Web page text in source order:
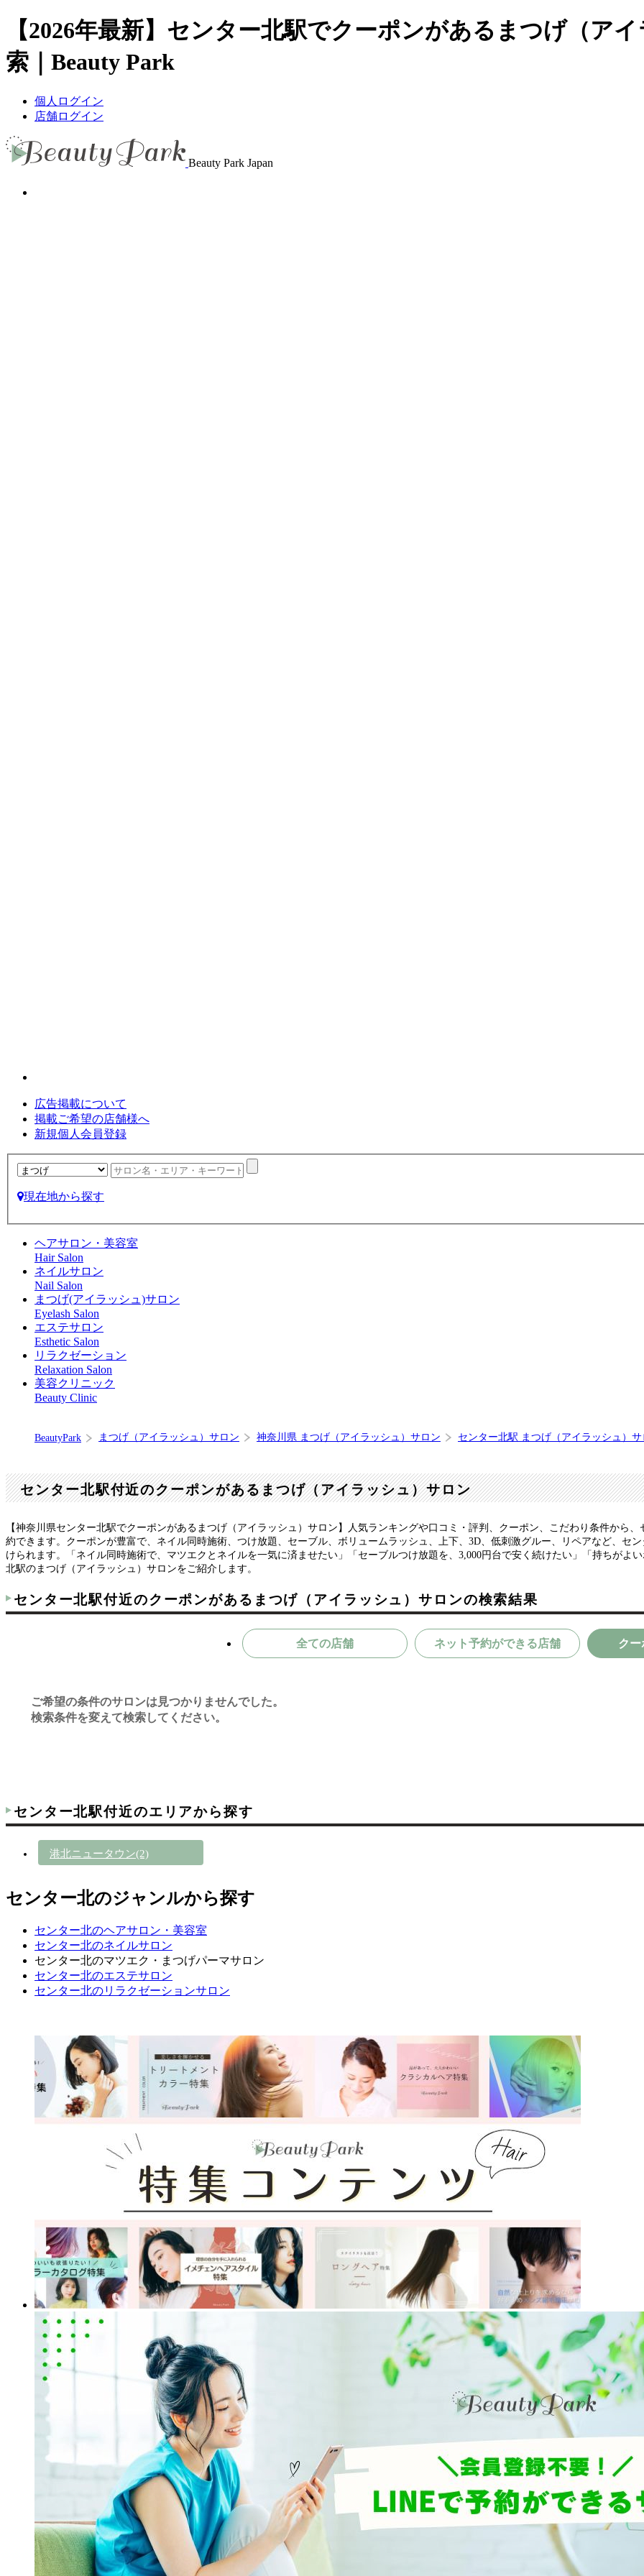
【2026年最新】センター北駅でクーポンがあるまつげ（ア
索｜Beauty Park
個人ログイン
店舗ログイン
Beauty Park Japan
広告掲載について
掲載ご希望の店舗様へ
新規個人会員登録
現在地から探す
ヘアサロン・美容室
Hair Salon
ネイルサロン
Nail Salon
まつげ(アイラッシュ)サロン
Eyelash Salon
エステサロン
Esthetic Salon
リラクゼーション
Relaxation Salon
美容クリニック
Beauty Clinic
BeautyPark まつげ（アイラッシュ）サロン 神奈川県 まつげ（アイラッシュ）サロン センター北駅 まつげ（アイラッシュ）サ
センター北駅付近のクーポンがあるまつげ（アイラッシュ）サロン
【神奈川県センター北駅でクーポンがあるまつげ（アイラッシュ）サロン】人気ランキングや口コミ・評判、クーポン、こだわり条件から
約できます。クーポンが豊富で、ネイル同時施術、つけ放題、セーブル、ボリュームラッシュ、上下、3D、低刺激グルー、リペアなど、セ
けられます。「ネイル同時施術で、マツエクとネイルを一気に済ませたい」「セーブルつけ放題を、3,000円台で安く続けたい」「持ちがよ
北駅のまつげ（アイラッシュ）サロンをご紹介します。
センター北駅付近のクーポンがあるまつげ（アイラッシュ）サロンの検索結果
全ての店舗 ネット予約ができる店舗 クー
ご希望の条件のサロンは見つかりませんでした。
検索条件を変えて検索してください。
センター北駅付近のエリアから探す
港北ニュータウン(2)
センター北のジャンルから探す
センター北のヘアサロン・美容室
センター北のネイルサロン
センター北のマツエク・まつげパーマサロン
センター北のエステサロン
センター北のリラクゼーションサロン